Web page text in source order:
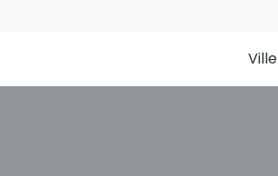
Ville